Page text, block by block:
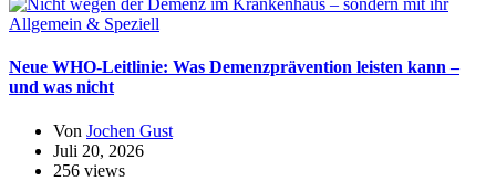
Allgemein & Speziell
Neue WHO-Leitlinie: Was Demenzprävention leisten kann –
und was nicht
Von Jochen Gust
Juli 20, 2026
256 views